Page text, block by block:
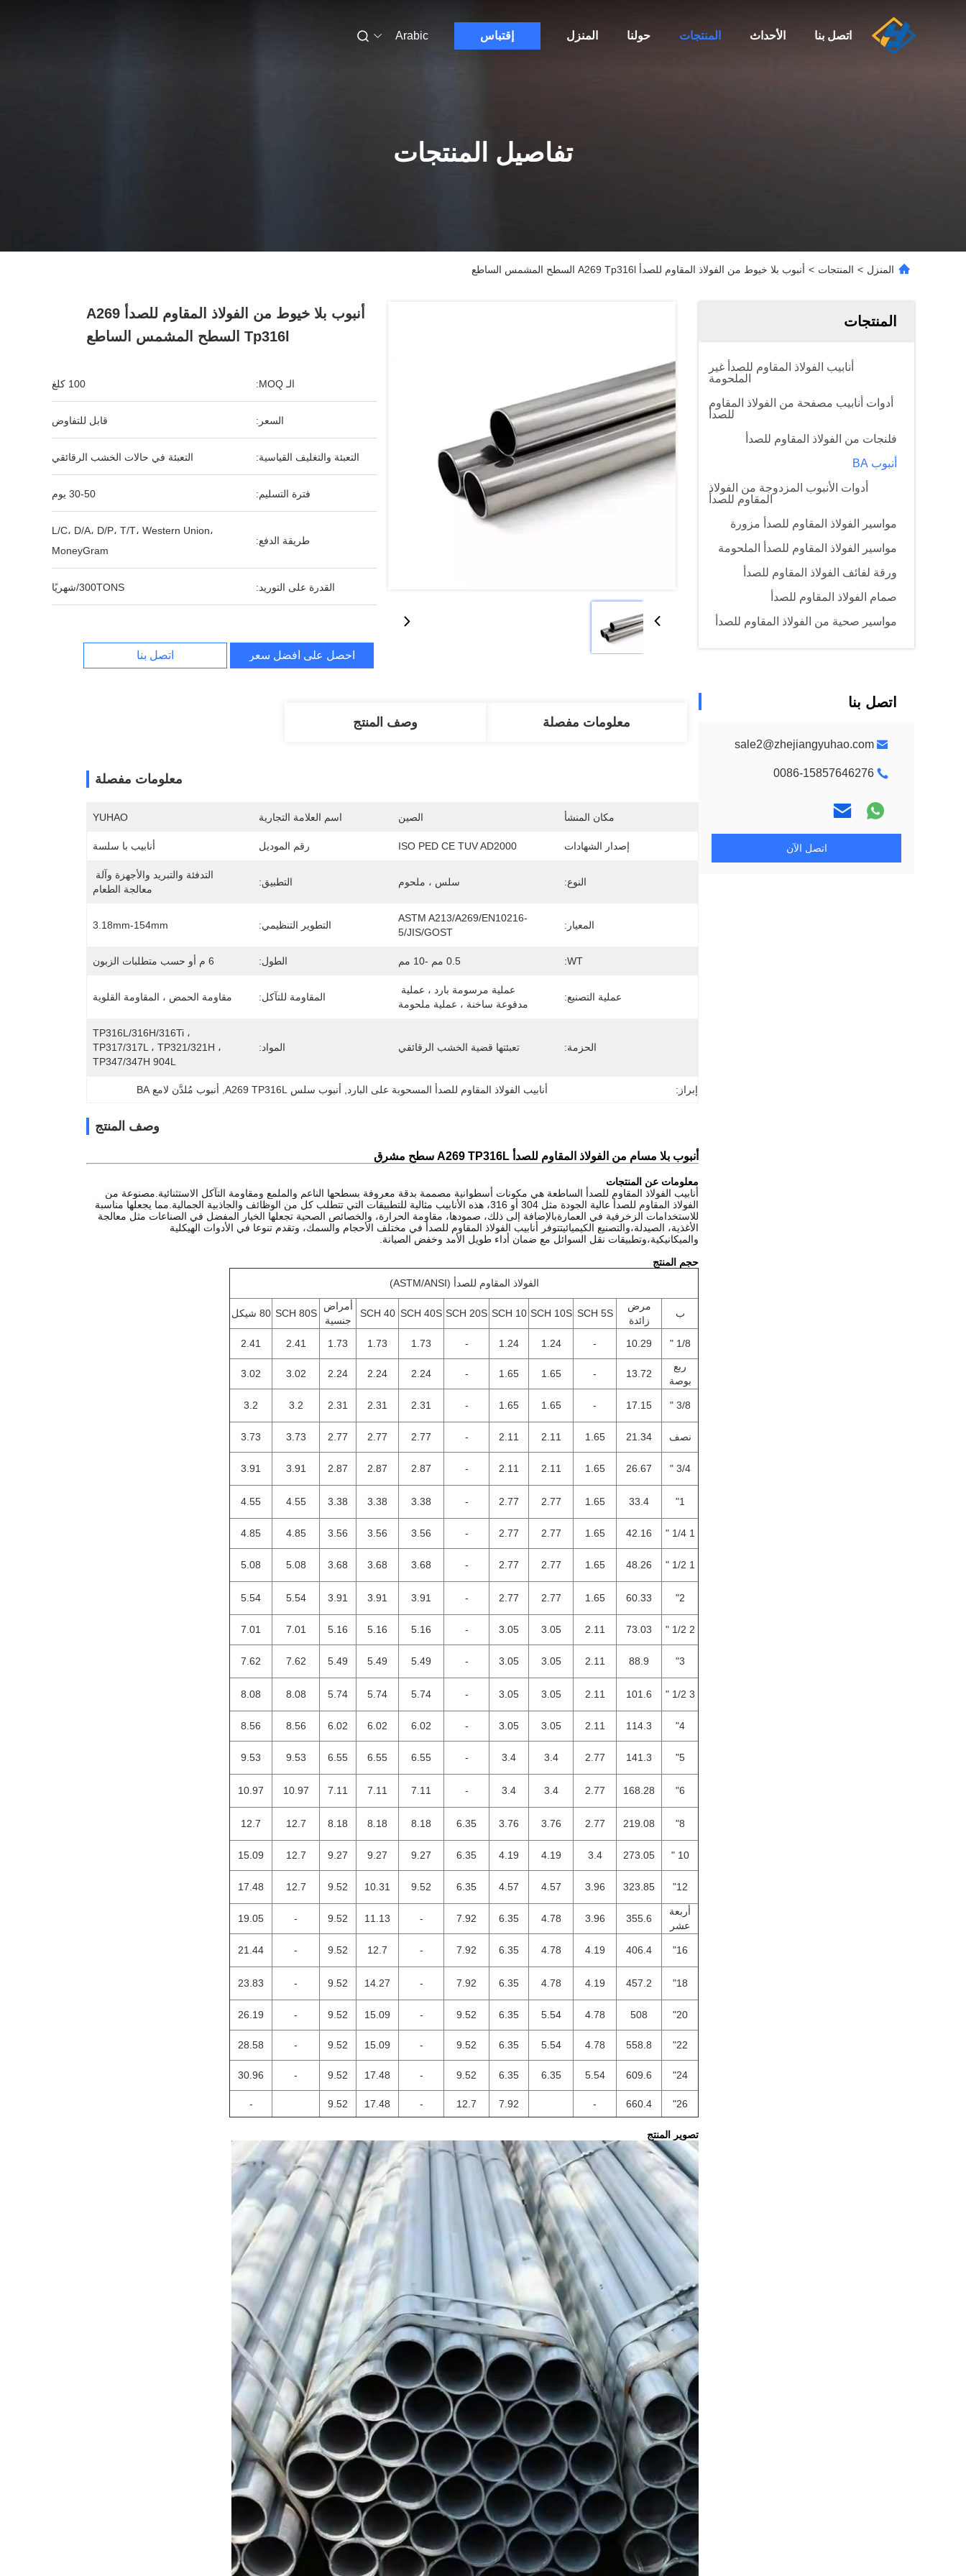
المنزل حولنا المنتجات الأحداث اتصل بنا إقتباس Arabic
تفاصيل المنتجات
المنزل > المنتجات > أنبوب بلا خيوط من الفولاذ المقاوم للصدأ A269 Tp316l السطح المشمس الساطع
المنتجات
أنابيب الفولاذ المقاوم للصدأ غير
الملحومة
أدوات أنابيب مصفحة من الفولاذ المقاوم
للصدأ
فلنجات من الفولاذ المقاوم للصدأ
أنبوب BA
أدوات الأنبوب المزدوجة من الفولاذ
المقاوم للصدأ
مواسير الفولاذ المقاوم للصدأ مزورة
مواسير الفولاذ المقاوم للصدأ الملحومة
ورقة لفائف الفولاذ المقاوم للصدأ
صمام الفولاذ المقاوم للصدأ
مواسير صحية من الفولاذ المقاوم للصدأ
اتصل بنا
sale2@zhejiangyuhao.com
0086-15857646276
اتصل الآن
أنبوب بلا خيوط من الفولاذ المقاوم للصدأ A269
Tp316l السطح المشمس الساطع
الـ MOQ: 100 كلغ
السعر: قابل للتفاوض
التعبئة والتغليف القياسية: التعبئة في حالات الخشب الرقائقي
فترة التسليم: 30-50 يوم
طريقة الدفع:
L/C، D/A، D/P، T/T، Western Union،
MoneyGram
القدرة على التوريد: 300TONS/شهريًا
احصل على أفضل سعر اتصل بنا
معلومات مفصلة وصف المنتج
معلومات مفصلة
مكان المنشأ الصين اسم العلامة التجارية YUHAO
إصدار الشهادات ISO PED CE TUV AD2000 رقم الموديل أنابيب با سلسة
النوع: سلس ، ملحوم التطبيق:
معالجة الطعام
المعيار:
ASTM A213/A269/EN10216-
5/JIS/GOST
التطوير التنظيمي: 3.18mm-154mm
WT: 0.5 مم -10 مم الطول: 6 م أو حسب متطلبات الزبون
عملية التصنيع:
مدفوعة ساخنة ، عملية ملحومة
المقاومة للتآكل: مقاومة الحمض ، المقاومة القلوية
الحزمة: تعبئتها قضية الخشب الرقائقي المواد:
TP316L/316H/316Ti ،
TP317/317L ، TP321/321H ،
TP347/347H 904L
إبراز: أنابيب الفولاذ المقاوم للصدأ المسحوبة على البارد أنبوب سلس A269 TP316L أنبوب مُلدَّن لامع BA
وصف المنتج
أنبوب بلا مسام من الفولاذ المقاوم للصدأ A269 TP316L سطح مشرق
معلومات عن المنتجات
أنابيب الفولاذ المقاوم للصدأ الساطعة هي مكونات أسطوانية مصممة بدقة معروفة بسطحها الناعم والملمع ومقاومة التآكل الاستثنائية.مصنوعة من
الفولاذ المقاوم للصدأ عالية الجودة مثل 304 أو 316، هذه الأنابيب مثالية للتطبيقات التي تتطلب كل من الوظائف والجاذبية الجمالية.مما يجعلها مناسبة
للاستخدامات الزخرفية في العمارةبالإضافة إلى ذلك، صمودها، مقاومة الحرارة، والخصائص الصحية تجعلها الخيار المفضل في الصناعات مثل معالجة
الأغذية، الصيدلة،والتصنيع الكيميائيتتوفر أنابيب الفولاذ المقاوم للصدأ في مختلف الأحجام والسمك، وتقدم تنوعا في الأدوات الهيكلية
والميكانيكية،وتطبيقات نقل السوائل مع ضمان أداء طويل الأمد وخفض الصيانة.
حجم المنتج
الفولاذ المقاوم للصدأ (ASTM/ANSI)
ب
مرض
زائدة
SCH 5S
SCH 10S
SCH 10
SCH 20S
SCH 40S
SCH 40
أمراض
جنسية
SCH 80S 80 شيكل
1/8 "
10.29
-
1.24
1.24
-
1.73
1.73
1.73
2.41
2.41
ربع
بوصة
13.72
-
1.65
1.65
-
2.24
2.24
2.24
3.02
3.02
3/8 "
17.15
-
1.65
1.65
-
2.31
2.31
2.31
3.2
3.2
نصف 21.34
1.65
2.11
2.11
-
2.77
2.77
2.77
3.73
3.73
3/4 "
26.67
1.65
2.11
2.11
-
2.87
2.87
2.87
3.91
3.91
1"
33.4
1.65
2.77
2.77
-
3.38
3.38
3.38
4.55
4.55
1 1/4 "
42.16
1.65
2.77
2.77
-
3.56
3.56
3.56
4.85
4.85
1 1/2 "
48.26
1.65
2.77
2.77
-
3.68
3.68
3.68
5.08
5.08
2"
60.33
1.65
2.77
2.77
-
3.91
3.91
3.91
5.54
5.54
2 1/2 "
73.03
2.11
3.05
3.05
-
5.16
5.16
5.16
7.01
7.01
3"
88.9
2.11
3.05
3.05
-
5.49
5.49
5.49
7.62
7.62
3 1/2 "
101.6
2.11
3.05
3.05
-
5.74
5.74
5.74
8.08
8.08
4"
114.3
2.11
3.05
3.05
-
6.02
6.02
6.02
8.56
8.56
5"
141.3
2.77
3.4
3.4
-
6.55
6.55
6.55
9.53
9.53
6"
168.28
2.77
3.4
3.4
-
7.11
7.11
7.11
10.97
10.97
8"
219.08
2.77
3.76
3.76
6.35
8.18
8.18
8.18
12.7
12.7
10 "
273.05
3.4
4.19
4.19
6.35
9.27
9.27
9.27
12.7
15.09
12"
323.85
3.96
4.57
4.57
6.35
9.52
10.31
9.52
12.7
17.48
أربعة
عشر
355.6
3.96
4.78
6.35
7.92
-
11.13
9.52
-
19.05
16"
406.4
4.19
4.78
6.35
7.92
-
12.7
9.52
-
21.44
18"
457.2
4.19
4.78
6.35
7.92
-
14.27
9.52
-
23.83
20"
508
4.78
5.54
6.35
9.52
-
15.09
9.52
-
26.19
22"
558.8
4.78
5.54
6.35
9.52
-
15.09
9.52
-
28.58
24"
609.6
5.54
6.35
6.35
9.52
-
17.48
9.52
-
30.96
26"
660.4
-
7.92
12.7
-
17.48
9.52
-
تصوير المنتج